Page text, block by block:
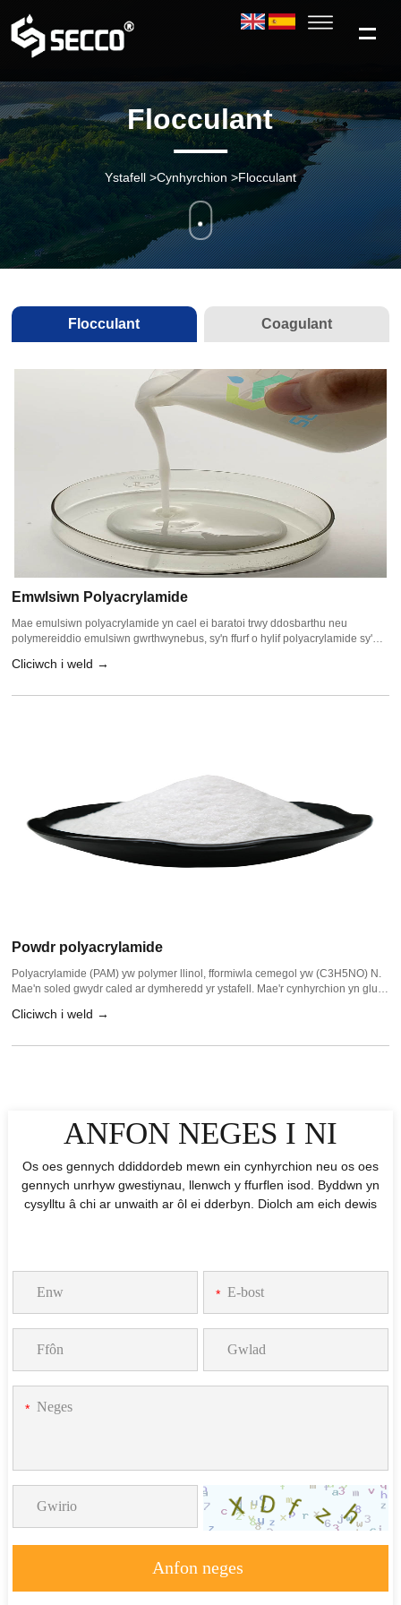
Flocculant
Ystafell>Cynhyrchion >Flocculant
Flocculant Coagulant
Emwlsiwn Polyacrylamide
Mae emulsiwn polyacrylamide yn cael ei baratoi trwy ddosbarthu neu
polymereiddio emulsiwn gwrthwynebus, sy'n ffurf o hylif polyacrylamide sy'n
gadwyn moleciwlaidd grwpiau polar i adsorbio soled wedi'i atal yn y
gronynnau neu drydan.
Cliciwch i weld →
Powdr polyacrylamide
Polyacrylamide (PAM) yw polymer llinol, fformiwla cemegol yw (C3H5NO) N.
Mae'n soled gwydr caled ar dymheredd yr ystafell. Mae'r cynhyrchion yn glud
Cliciwch i weld →
ANFON NEGES I NI
Os oes gennych ddiddordeb mewn ein cynhyrchion neu os oes
gennych unrhyw gwestiynau, llenwch y ffurflen isod. Byddwn yn
cysylltu â chi ar unwaith ar ôl ei dderbyn. Diolch am eich dewis
*
*
Anfon neges